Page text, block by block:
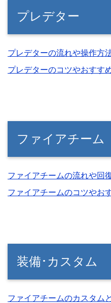
プレデター
プレデターの流れや操作方
プレデターのコツやおすす
ファイアチーム
ファイアチームの流れや回
ファイアチームのコツやお
装備･カスタム
ファイアチームのカスタム